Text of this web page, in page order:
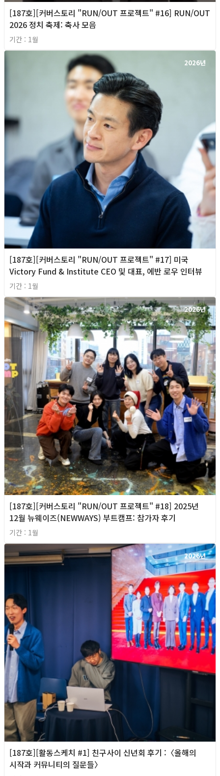
[187호][커버스토리 "RUN/OUT 프로젝트" #16] RUN/OUT
2026 정치 축제: 축사 모음
기간 : 1월
2026년
[187호][커버스토리 "RUN/OUT 프로젝트" #17] 미국
Victory Fund & Institute CEO 및 대표, 에반 로우 인터뷰
기간 : 1월
2026년
[187호][커버스토리 "RUN/OUT 프로젝트" #18] 2025년
12월 뉴웨이즈(NEWWAYS) 부트캠프: 참가자 후기
기간 : 1월
2026년
[187호][활동스케치 #1] 친구사이 신년회 후기 :〈올해의
시작과 커뮤니티의 질문들〉